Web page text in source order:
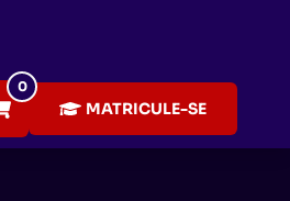
0
MATRICULE-SE